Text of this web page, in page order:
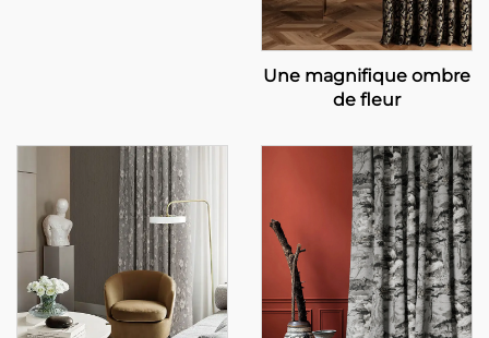
Une magnifique ombre
de fleur